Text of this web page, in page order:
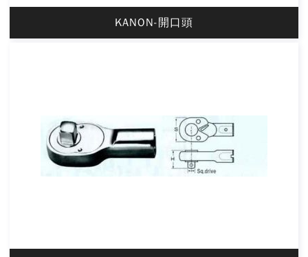
KANON-開口頭